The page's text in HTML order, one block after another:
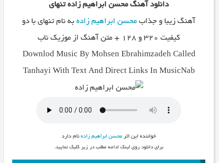
دانلود آهنگ محسن ابراهیم زاده تنهای
آهنگ زیبا و جذاب محسن ابراهیم زادهبه نام تنهای با دو
کیفیت ۳۲۰ و ۱۲۸ + متن آهنگ از موزیک ناب
Downlod Music By Mohsen Ebrahimzadeh Called
Tanhayi With Text And Direct Links In MusicNab
خواننده این اثر محسن ابراهیم زادهنام دارد
برای دانلود روی لینک ادامه مطلب در زیر کلیک نمایید.